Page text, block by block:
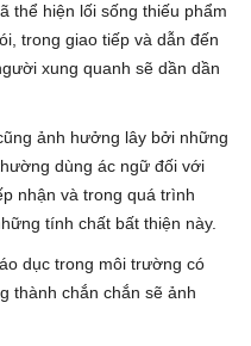
thể hiện lối sống thiếu phẩm
trong giao tiếp và dẫn đến
xung quanh sẽ dần dần
ảnh hưởng lây bởi những
dùng ác ngữ đối với
nhận và trong quá trình
tính chất bất thiện này.
dục trong môi trường có
thành chắn chắn sẽ ảnh